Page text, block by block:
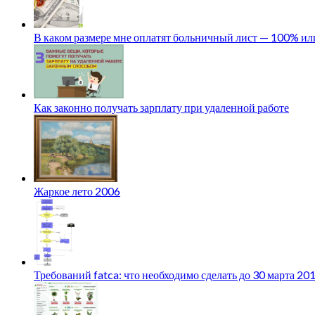
В каком размере мне оплатят больничный лист — 100%
Как законно получать зарплату при удаленной работе
Жаркое лето 2006
Требований fatca: что необходимо сделать до 30 марта